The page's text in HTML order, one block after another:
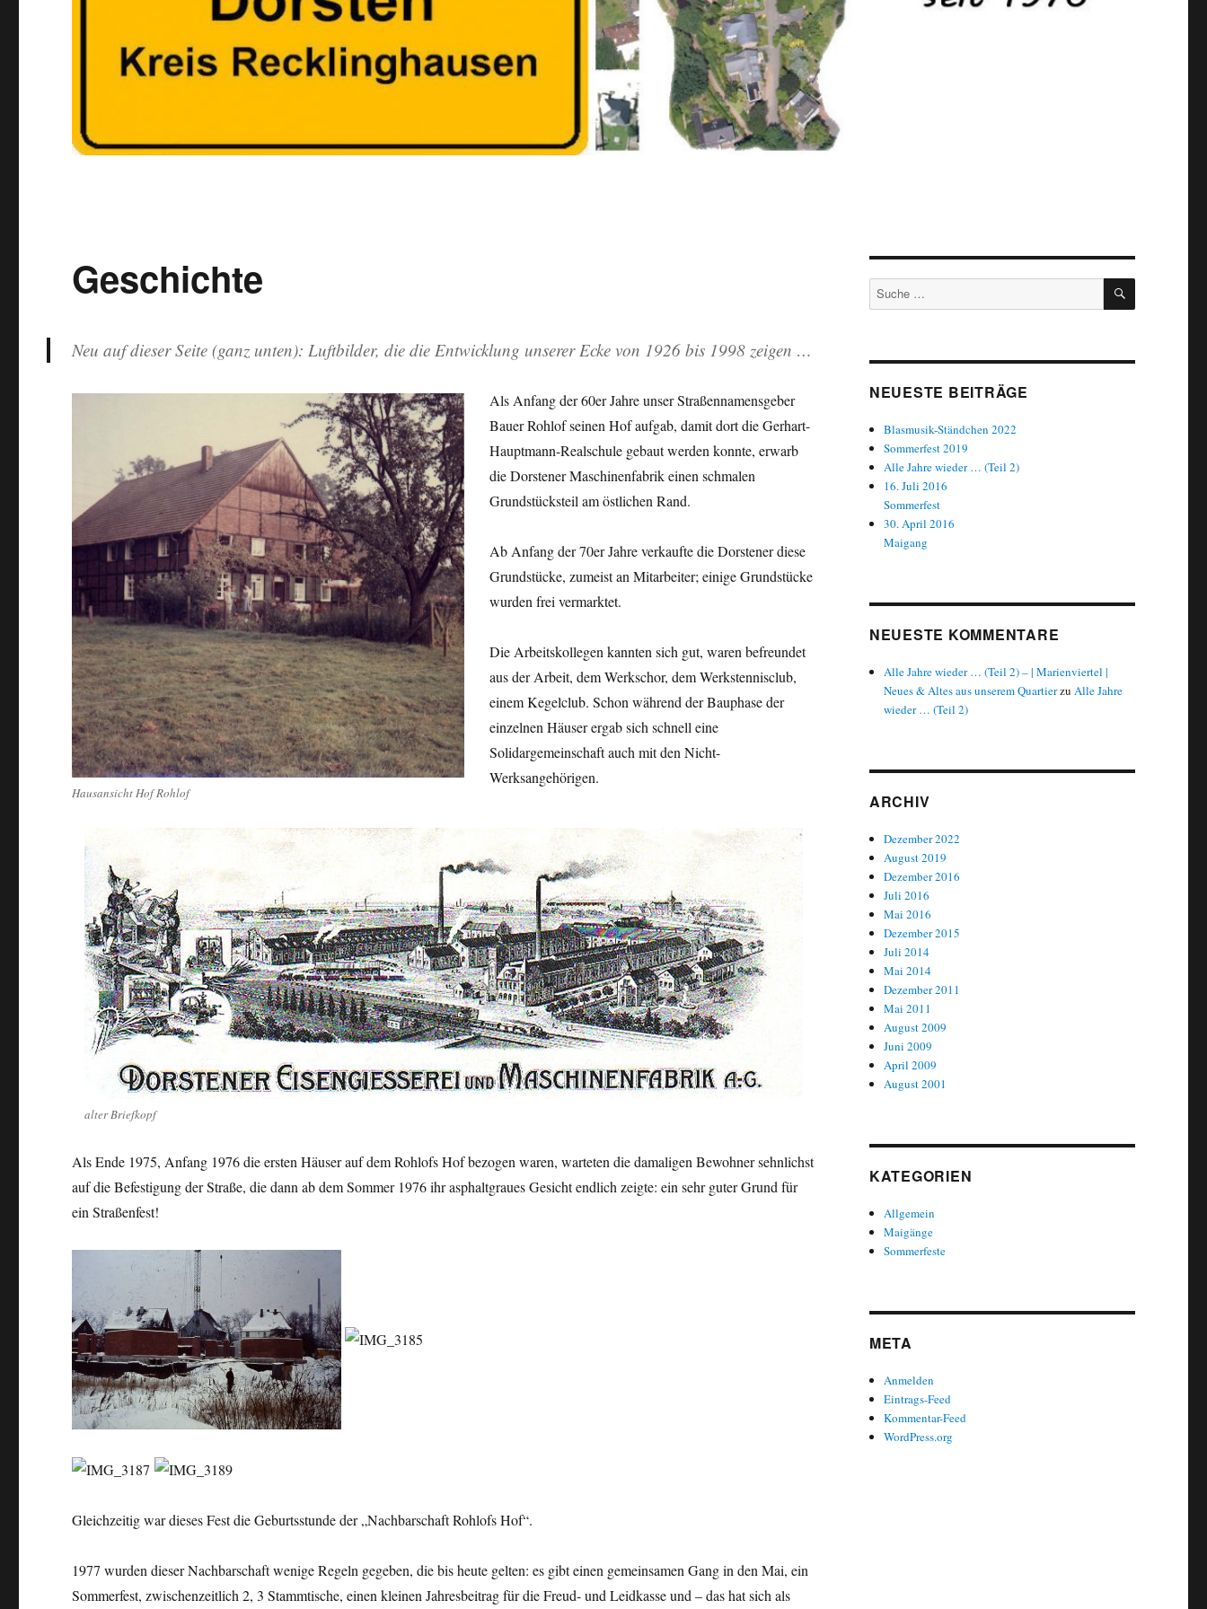
Geschichte
Neu auf dieser Seite (ganz unten): Luftbilder, die die Entwicklung unserer Ecke von 1926 bis 1998 zeigen …
Hausansicht Hof Rohlof
Als Anfang der 60er Jahre unser Straßennamensgeber
Bauer Rohlof seinen Hof aufgab, damit dort die Gerhart-
Hauptmann-Realschule gebaut werden konnte, erwarb
die Dorstener Maschinenfabrik einen schmalen
Grundstücksteil am östlichen Rand.
Ab Anfang der 70er Jahre verkaufte die Dorstener diese
Grundstücke, zumeist an Mitarbeiter; einige Grundstücke
wurden frei vermarktet.
Die Arbeitskollegen kannten sich gut, waren befreundet
aus der Arbeit, dem Werkschor, dem Werkstennisclub,
einem Kegelclub. Schon während der Bauphase der
einzelnen Häuser ergab sich schnell eine
Solidargemeinschaft auch mit den Nicht-
Werksangehörigen.
alter Briefkopf
Als Ende 1975, Anfang 1976 die ersten Häuser auf dem Rohlofs Hof bezogen waren, warteten die damaligen Bewohner sehnlichst
auf die Befestigung der Straße, die dann ab dem Sommer 1976 ihr asphaltgraues Gesicht endlich zeigte: ein sehr guter Grund für
ein Straßenfest!
Gleichzeitig war dieses Fest die Geburtsstunde der „Nachbarschaft Rohlofs Hof“.
1977 wurden dieser Nachbarschaft wenige Regeln gegeben, die bis heute gelten: es gibt einen gemeinsamen Gang in den Mai, ein
Sommerfest, zwischenzeitlich 2, 3 Stammtische, einen kleinen Jahresbeitrag für die Freud- und Leidkasse und – das hat sich als
Suche
nach:
SUCHEN
NEUESTE BEITRÄGE
Blasmusik-Ständchen 2022
Sommerfest 2019
Alle Jahre wieder … (Teil 2)
16. Juli 2016
Sommerfest
30. April 2016
Maigang
NEUESTE KOMMENTARE
Alle Jahre wieder … (Teil 2) – | Marienviertel |
Neues & Altes aus unserem QuartierzuAlle Jahre
wieder … (Teil 2)
ARCHIV
Dezember 2022
August 2019
Dezember 2016
Juli 2016
Mai 2016
Dezember 2015
Juli 2014
Mai 2014
Dezember 2011
Mai 2011
August 2009
Juni 2009
April 2009
August 2001
KATEGORIEN
Allgemein
Maigänge
Sommerfeste
META
Anmelden
Eintrags-Feed
Kommentar-Feed
WordPress.org